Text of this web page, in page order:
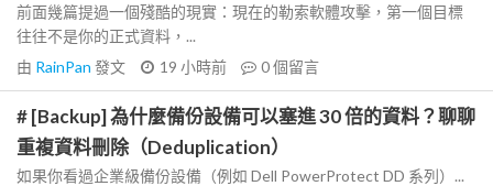
前面幾篇提過一個殘酷的現實：現在的勒索軟體攻擊，第一個目標
往往不是你的正式資料，...
由 RainPan 發文 19 小時前 0個留言
# [Backup] 為什麼備份設備可以塞進 30 倍的資料？聊聊
重複資料刪除（Deduplication）
如果你看過企業級備份設備（例如 Dell PowerProtect DD 系列）...